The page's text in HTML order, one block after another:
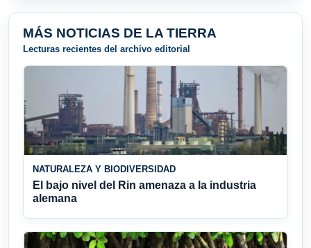
MÁS NOTICIAS DE LA TIERRA
Lecturas recientes del archivo editorial
NATURALEZA Y BIODIVERSIDAD
El bajo nivel del Rin amenaza a la industria
alemana